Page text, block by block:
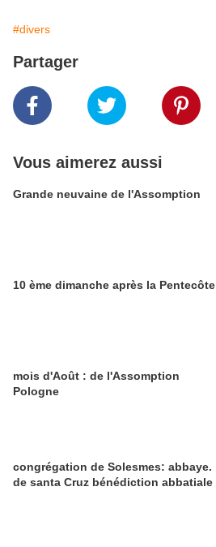
#divers
Partager
Vous aimerez aussi
Grande neuvaine de l'Assomption
10 ème dimanche après la Pentecôte
mois d'Août : de l'Assomption
Pologne
congrégation de Solesmes: abbaye.
de santa Cruz bénédiction abbatiale